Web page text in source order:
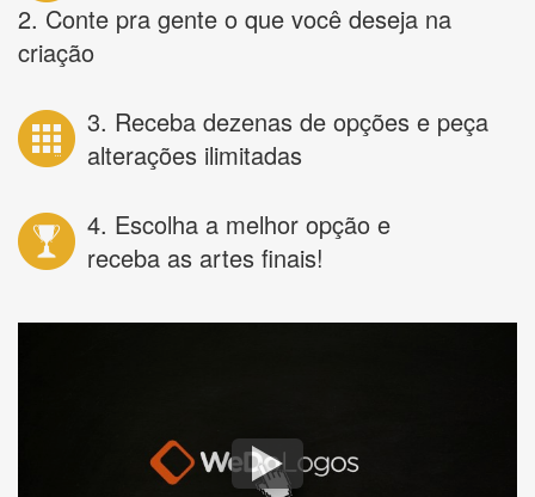
2. Conte pra gente o que você deseja na
criação
3. Receba dezenas de opções e peça
alterações ilimitadas
4. Escolha a melhor opção e
receba as artes finais!